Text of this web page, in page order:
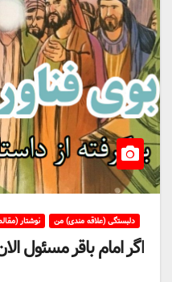
دلبستگی (علاقه مندی) من نوشتار
اگر امام باقر مسئول